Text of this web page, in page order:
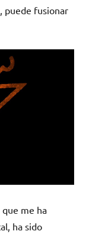
puede fusionar
me ha
ha sido